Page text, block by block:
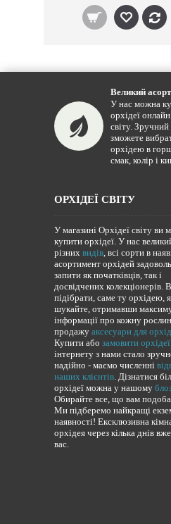
Великий
У нас можна
орхідеї
світу. Зручний
зможете
орхідею в
смак, колір і
ОРХІДЕЇ СВІТУ
У магазині Орхідеї світу ви
купити орхідеї. У нас
різних видів, всі сорти в
асортимент орхідей
запити як початківців, так і
досвідчених колекціонерів.
підібрати, саме ту орхідею,
шукайте, отримавши
інформації про кожну
продажу аксесуари для
Купити або замовити орхідеї
інтернету з нами стало
надійно - маємо численні
наших клієнтів. Дізнатися
орхідеї можна у нашому
Обирайте все, що вам
Ми підберемо найкращі
наявності! Ексклюзивна
орхідея через кілька днів
вас.